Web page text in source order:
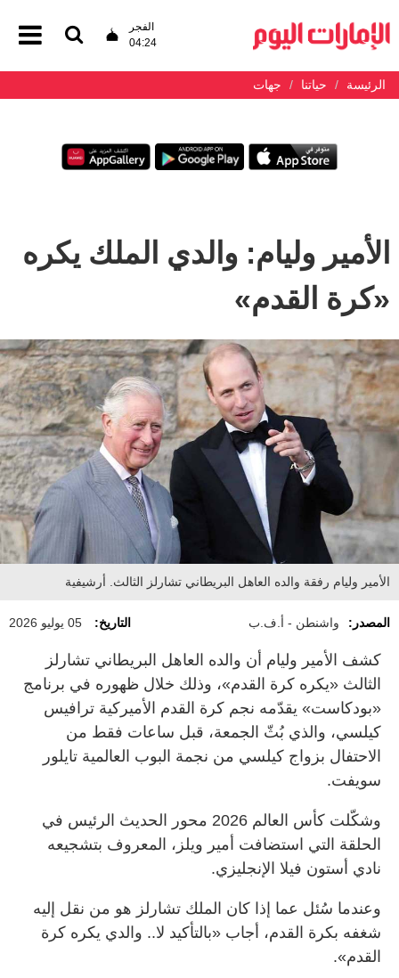
الفجر
04:24
الرئيسة حياتنا جهات
الأمير وليام: والدي الملك يكره
«كرة القدم»
الأمير وليام رفقة والده العاهل البريطاني تشارلز الثالث. أرشيفية
المصدر: واشنطن - أ.ف.ب التاريخ: 05 يوليو 2026
كشف الأمير وليام أن والده العاهل البريطاني تشارلز
الثالث «يكره كرة القدم»، وذلك خلال ظهوره في برنامج
«بودكاست» يقدّمه نجم كرة القدم الأميركية ترافيس
كيلسي، والذي بُثّ الجمعة، قبل ساعات فقط من
الاحتفال بزواج كيلسي من نجمة البوب العالمية تايلور
سويفت.
وشكّلت كأس العالم 2026 محور الحديث الرئيس في
الحلقة التي استضافت أمير ويلز، المعروف بتشجيعه
نادي أستون فيلا الإنجليزي.
وعندما سُئل عما إذا كان الملك تشارلز هو من نقل إليه
شغفه بكرة القدم، أجاب «بالتأكيد لا.. والدي يكره كرة
القدم».